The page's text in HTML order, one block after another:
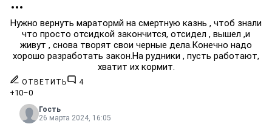
Нужно вернуть маратормй на смертную казнь , чтоб знали
что просто отсидкой закончится, отсидел , вышел ,и
живут , снова творят свои черные дела.Конечно надо
хорошо разработать закон.На рудники , пусть работают,
хватит их кормит.
ОТВЕТИТЬ 4
+10–0
Гость
26 марта 2024, 16:05